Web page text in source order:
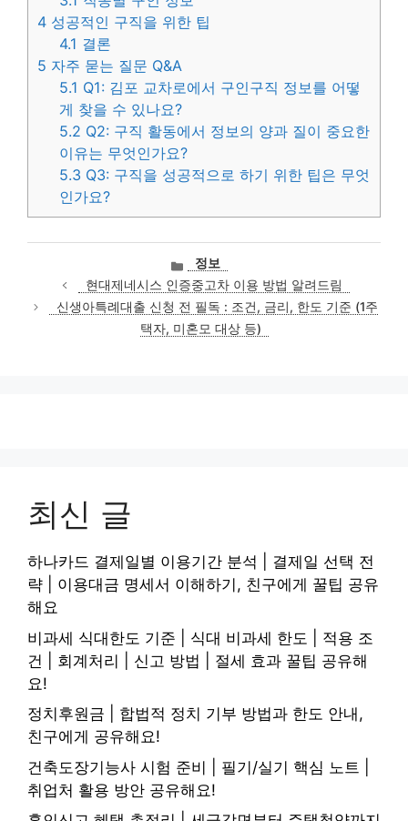
4 성공적인 구직을 위한 팁
4.1 결론
5 자주 묻는 질문 Q&A
5.1 Q1: 김포 교차로에서 구인구직 정보를 어떻
게 찾을 수 있나요?
5.2 Q2: 구직 활동에서 정보의 양과 질이 중요한
이유는 무엇인가요?
5.3 Q3: 구직을 성공적으로 하기 위한 팁은 무엇
인가요?
카
테
고
리
정보
현대제네시스 인증중고차 이용 방법 알려드림
신생아특례대출 신청 전 필독 : 조건, 금리, 한도 기준 (1주
택자, 미혼모 대상 등)
최신 글
하나카드 결제일별 이용기간 분석 | 결제일 선택 전
략 | 이용대금 명세서 이해하기, 친구에게 꿀팁 공유
해요
비과세 식대한도 기준 | 식대 비과세 한도 | 적용 조
건 | 회계처리 | 신고 방법 | 절세 효과 꿀팁 공유해
요!
정치후원금 | 합법적 정치 기부 방법과 한도 안내,
친구에게 공유해요!
건축도장기능사 시험 준비 | 필기/실기 핵심 노트 |
취업처 활용 방안 공유해요!